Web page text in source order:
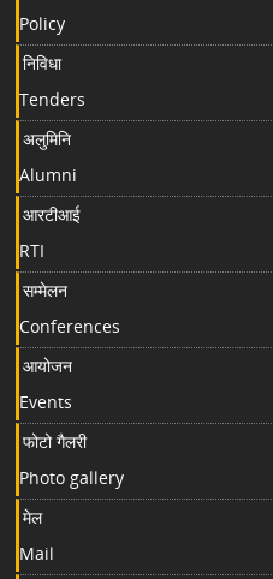
Policy
निविधा
Tenders
अलुमिनि
Alumni
आरटीआई
RTI
सम्मेलन
Conferences
आयोजन
Events
फोटो गैलरी
Photo gallery
मेल
Mail